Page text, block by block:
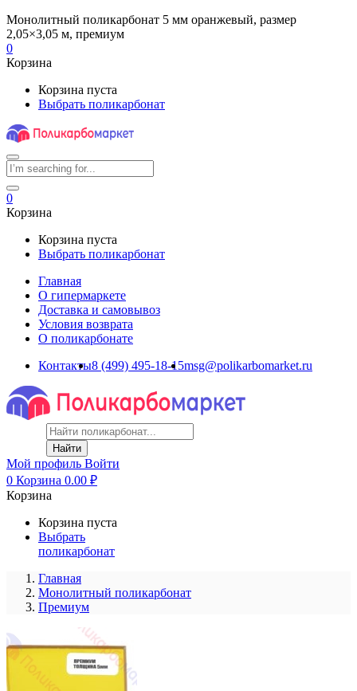
Монолитный поликарбонат 5 мм оранжевый, размер
2,05×3,05 м, премиум
0
Корзина
Корзина пуста
Выбрать поликарбонат
0
Корзина
Корзина пуста
Выбрать поликарбонат
Главная
О гипермаркете
Доставка и самовывоз
Условия возврата
О поликарбонате
Контакты8 (499) 495-18-15msg@polikarbomarket.ru
Найти
Мой профиль Войти
0 Корзина 0.00 ₽
Корзина
Корзина пуста
Выбрать
поликарбонат
Главная
Монолитный поликарбонат
Премиум